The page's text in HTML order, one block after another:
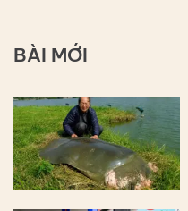
BÀI MỚI